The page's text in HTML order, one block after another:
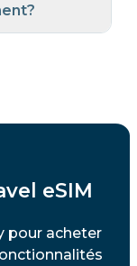
eSIM
pour acheter